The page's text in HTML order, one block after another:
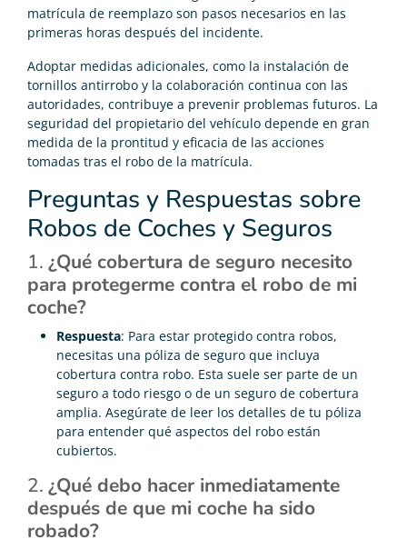
matrícula de reemplazo son pasos necesarios en las
primeras horas después del incidente.
Adoptar medidas adicionales, como la instalación de
tornillos antirrobo y la colaboración continua con las
autoridades, contribuye a prevenir problemas futuros. La
seguridad del propietario del vehículo depende en gran
medida de la prontitud y eficacia de las acciones
tomadas tras el robo de la matrícula.
Preguntas y Respuestas sobre
Robos de Coches y Seguros
1. ¿Qué cobertura de seguro necesito
para protegerme contra el robo de mi
coche?
Respuesta: Para estar protegido contra robos,
necesitas una póliza de seguro que incluya
cobertura contra robo. Esta suele ser parte de un
seguro a todo riesgo o de un seguro de cobertura
amplia. Asegúrate de leer los detalles de tu póliza
para entender qué aspectos del robo están
cubiertos.
2. ¿Qué debo hacer inmediatamente
después de que mi coche ha sido
robado?